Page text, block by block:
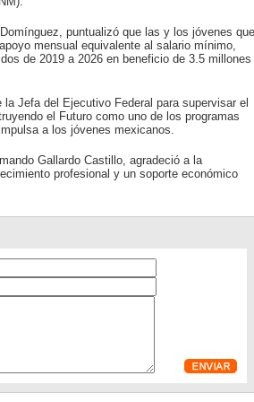
puntualizó que las y los jóvenes que
mensual equivalente al salario mínimo,
de 2019 a 2026 en beneficio de 3.5 millones
Jefa del Ejecutivo Federal para supervisar el
el Futuro como uno de los programas
a los jóvenes mexicanos.
Gallardo Castillo, agradeció a la
profesional y un soporte económico